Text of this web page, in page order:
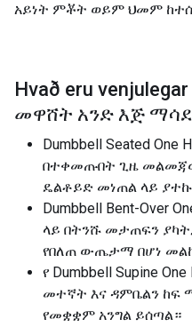
አይነት ምቾት ወይም ህመም
Hvað eru
መዋሸት አንድ እጅ
Dumbbell Seated One
በተቀመጡበት ጊዜ
ዴልቶይድ መነጠል ላይ
Dumbbell Bent-Over
ላይ በትንሹ መታጠፍን
የበለጠ ውጤታማ በሆነ
የ Dumbbell Supine
መተኛት እና ዳምቤልን ከፍ
የመቋቋም አንግል ይሰጣል።